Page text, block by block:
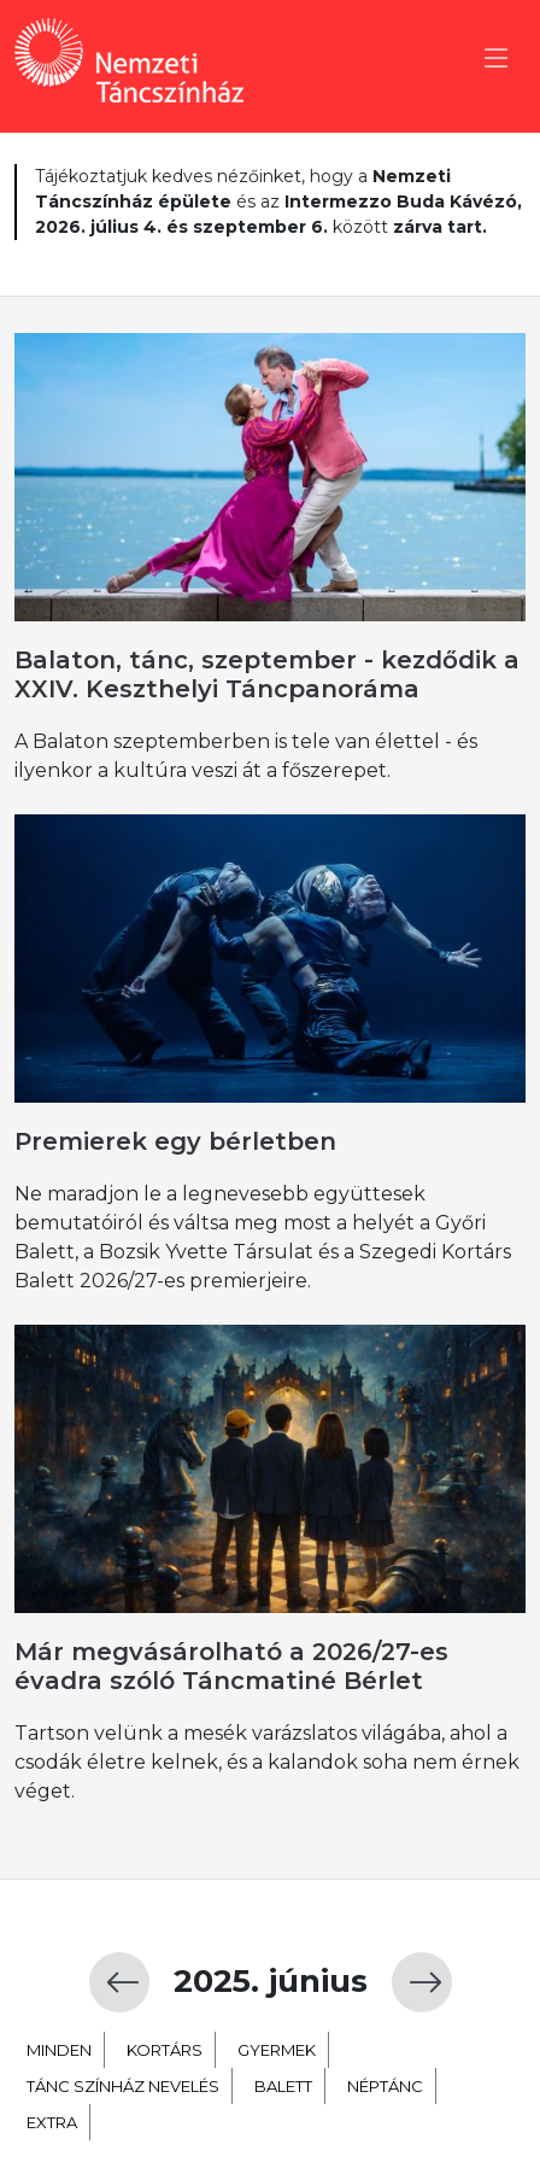
Tájékoztatjuk kedves nézőinket, hogy a Nemzeti
Táncszínház épülete és az Intermezzo Buda Kávézó,
2026. július 4. és szeptember 6. között zárva tart.
Balaton, tánc, szeptember - kezdődik a
XXIV. Keszthelyi Táncpanoráma
A Balaton szeptemberben is tele van élettel - és
ilyenkor a kultúra veszi át a főszerepet.
Premierek egy bérletben
Ne maradjon le a legnevesebb együttesek
bemutatóiról és váltsa meg most a helyét a Győri
Balett, a Bozsik Yvette Társulat és a Szegedi Kortárs
Balett 2026/27-es premierjeire.
Már megvásárolható a 2026/27-es
évadra szóló Táncmatiné Bérlet
Tartson velünk a mesék varázslatos világába, ahol a
csodák életre kelnek, és a kalandok soha nem érnek
véget.
2025. június
MINDEN KORTÁRS
GYERMEK
TÁNC SZÍNHÁZ NEVELÉS
BALETT
NÉPTÁNC
EXTRA